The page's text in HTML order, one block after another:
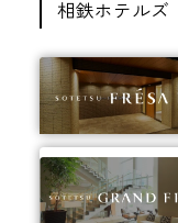
相鉄ホテルズ